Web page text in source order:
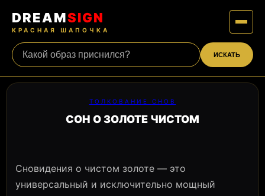
DREAMSIGN
КРАСНАЯ ШАПОЧКА
ИСКАТЬ
ТОЛКОВАНИЕ СНОВ
СОН О ЗОЛОТЕ ЧИСТОМ
Сновидения о чистом золоте — это
универсальный и исключительно мощный